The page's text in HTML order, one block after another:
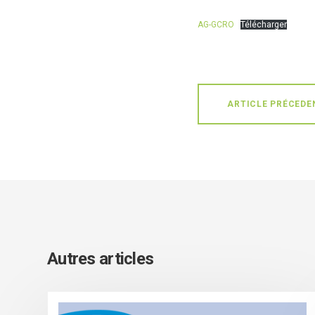
AG-GCRO Télécharger
ARTICLE
Autres articles